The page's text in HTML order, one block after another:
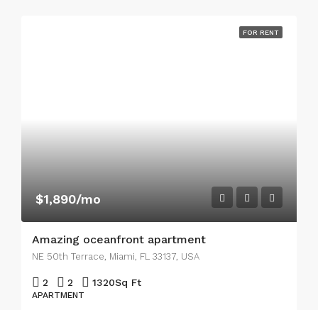
FOR RENT
$1,890/mo
Amazing oceanfront apartment
NE 50th Terrace, Miami, FL 33137, USA
2 2 1320Sq Ft
APARTMENT